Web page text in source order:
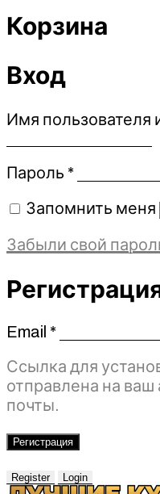
Корзина
Вход
Имя пользователя
Пароль *
Запомнить меня
Забыли свой
Email *Обязательно
Ссылка для
отправлена ​​на
почты.
Регистрация
Register Login